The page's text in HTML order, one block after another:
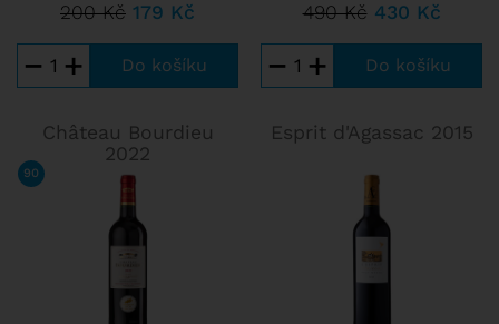
200 Kč 179 Kč
− +
490 Kč430 Kč
− +
Château Bourdieu
2022
90 JAMES SUCKLING
Esprit d'Agassac 2015